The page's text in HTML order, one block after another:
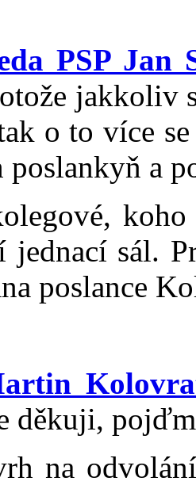
PSP Jan
jakkoliv
o to více
a
jednací sál.
poslance
děkuji,
na